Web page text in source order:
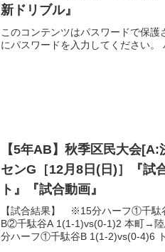
新ドリブル』
このコンテンツはパスワードで保
にパスワードを入力してください。
【5年AB】秋季区民大会
センG［12月8日(日)］『試
ト』『試合動画』
【試合結果】 ※15分ハーフ①千駄
B②千駄谷A 1(1-1)vs(0-1)2 本町→
分ハーフ①千駄谷B 1(1-2)vs(0-4)6